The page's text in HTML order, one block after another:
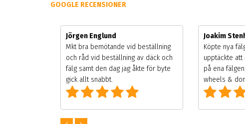
GOOGLE RECENSIONER
Jörgen Englund
Mkt bra bemötande vid beställning
och råd vid beställning av däck och
fälg samt den dag jag åkte för byte
gick allt snabbt.
Joakim
Köpte nya
upptäckte
på ena
wheels &